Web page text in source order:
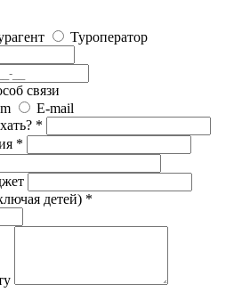
Туроператор
связи
E-mail
*
*
детей) *